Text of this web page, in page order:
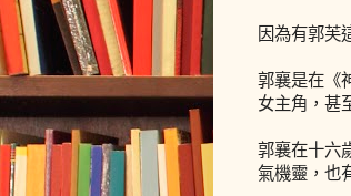
因為有郭芙
郭襄是在《
女主角，甚
郭襄在十六
氣機靈，也